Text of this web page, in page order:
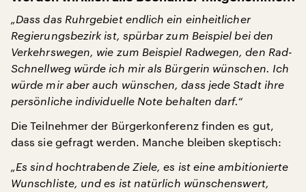
„Dass das Ruhrgebiet endlich ein einheitlicher
Regierungsbezirk ist, spürbar zum Beispiel bei den
Verkehrswegen, wie zum Beispiel Radwegen, den Rad-
Schnellweg würde ich mir als Bürgerin wünschen. Ich
würde mir aber auch wünschen, dass jede Stadt ihre
persönliche individuelle Note behalten darf.“
Die Teilnehmer der Bürgerkonferenz finden es gut,
dass sie gefragt werden. Manche bleiben skeptisch:
„Es sind hochtrabende Ziele, es ist eine ambitionierte
Wunschliste, und es ist natürlich wünschenswert,